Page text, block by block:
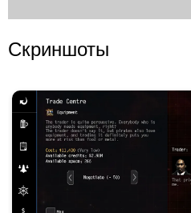
Скриншоты